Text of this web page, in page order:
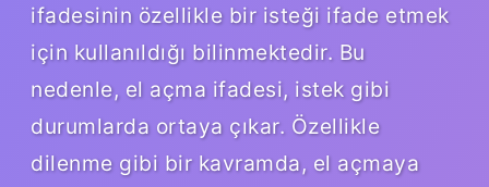
ifadesinin özellikle bir isteği ifade etmek
için kullanıldığı bilinmektedir. Bu
nedenle, el açma ifadesi, istek gibi
durumlarda ortaya çıkar. Özellikle
dilenme gibi bir kavramda, el açmaya